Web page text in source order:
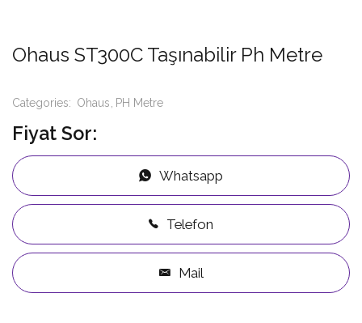
Ohaus ST300C Taşınabilir Ph Metre
Categories: Ohaus PH Metre
Fiyat Sor:
Whatsapp
Telefon
Mail